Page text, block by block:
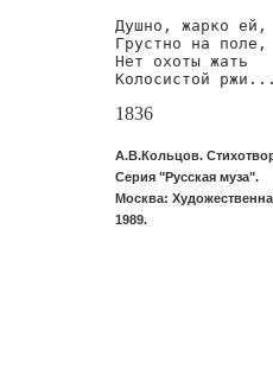
Душно, жарко ей,
Грустно на поле,
Нет охоты жать
Колосистой ржи...
1836
А.В.Кольцов.
Серия "Русская муза".
Москва:
1989.